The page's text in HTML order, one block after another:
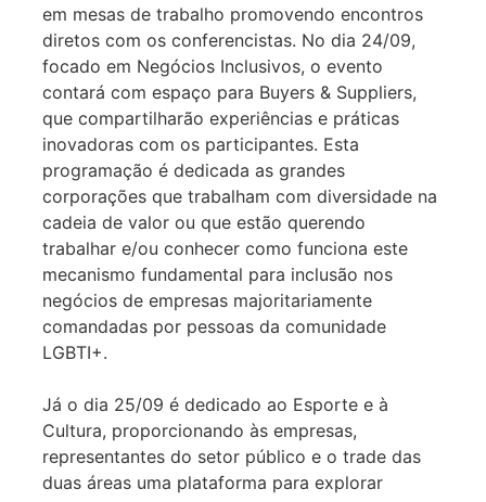
em mesas de trabalho promovendo encontros
diretos com os conferencistas. No dia 24/09,
focado em Negócios Inclusivos, o evento
contará com espaço para Buyers & Suppliers,
que compartilharão experiências e práticas
inovadoras com os participantes. Esta
programação é dedicada as grandes
corporações que trabalham com diversidade na
cadeia de valor ou que estão querendo
trabalhar e/ou conhecer como funciona este
mecanismo fundamental para inclusão nos
negócios de empresas majoritariamente
comandadas por pessoas da comunidade
LGBTI+.
Já o dia 25/09 é dedicado ao Esporte e à
Cultura, proporcionando às empresas,
representantes do setor público e o trade das
duas áreas uma plataforma para explorar